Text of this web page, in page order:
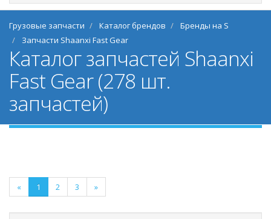
Грузовые запчасти Каталог брендов
Бренды на S
Запчасти Shaanxi Fast Gear
Каталог запчастей Shaanxi
Fast Gear (278 шт.
запчастей)
« 1 2 3 »